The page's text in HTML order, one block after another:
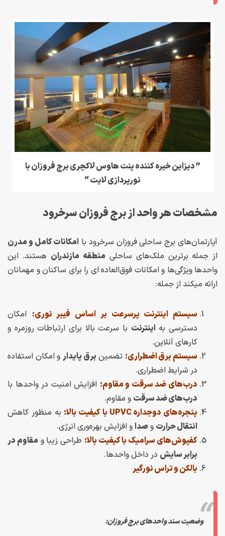
” دیزاین خیره کننده پنت هاوس لاکچری برج فروزان با
نورپردازی لایت “
مشخصات هر واحد از برج فروزان سرخرود
آپارتمان‌های برج ساحلی فروزان سرخرود با امکانات کامل و مدرن
از جمله برترین ملک‌های ساحلی منطقه مازندران هستند. این
واحدها ویژگی‌ها و امکانات فوق‌العاده ای را برای ساکنان و مهمانان
ارائه میکند از جمله:
سیستم اینترنت پرسرعت بر اساس فیبر نوری: امکان
دسترسی به اینترنت با سرعت بالا برای ارتباطات روزمره و
کارهای آنلاین.
سیستم برق اضطراری: تضمین برق پایدار و امکان استفاده
در شرایط اضطراری.
درب‌های ضد سرقت و مقاوم: افزایش امنیت در واحدها با
درب‌های ضد سرقت و مقاوم.
پنجره‌های دوجداره UPVC با کیفیت بالا:
به منظور کاهش
انتقال حرارت وصداو افزایش بهره‌وری انرژی.
کفپوش‌های سرامیک با کیفیت بالا: طراحی زیبا و مقاوم در
برابر سایش در داخل واحدها.
بالکن و تراس نورگیر
وضعیت سند واحدهای برج فروزان: